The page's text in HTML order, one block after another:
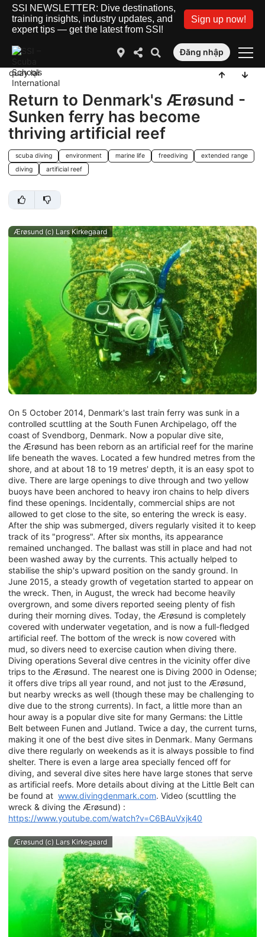
SSI NEWSLETTER: Dive destinations,
training insights, industry updates, and
expert tips — get the latest from SSI!
Sign up now!
Đăng nhập
quay lại
Return to Denmark's Ærøsund -
Sunken ferry has become
thriving artificial reef
scuba diving environment marine life freediving
extended range
diving
artificial reef
Ærøsund (c) Lars Kirkegaard
On 5 October 2014, Denmark's last train ferry was sunk in a
controlled scuttling at the South Funen Archipelago, off the
coast of Svendborg, Denmark. Now a popular dive site,
the Ærøsund has been reborn as an artificial reef for the marine
life beneath the waves. Located a few hundred metres from the
shore, and at about 18 to 19 metres' depth, it is an easy spot to
dive. There are large openings to dive through and two yellow
buoys have been anchored to heavy iron chains to help divers
find these openings. Incidentally, commercial ships are not
allowed to get close to the site, so entering the wreck is easy.
After the ship was submerged, divers regularly visited it to keep
track of its "progress". After six months, its appearance
remained unchanged. The ballast was still in place and had not
been washed away by the currents. This actually helped to
stabilise the ship's upward position on the sandy ground. In
June 2015, a steady growth of vegetation started to appear on
the wreck. Then, in August, the wreck had become heavily
overgrown, and some divers reported seeing plenty of fish
during their morning dives. Today, the Ærøsund is completely
covered with underwater vegetation, and is now a full-fledged
artificial reef. The bottom of the wreck is now covered with
mud, so divers need to exercise caution when diving there.
Diving operations Several dive centres in the vicinity offer dive
trips to the Ærøsund. The nearest one is Diving 2000 in Odense;
it offers dive trips all year round, and not just to the Ærøsund,
but nearby wrecks as well (though these may be challenging to
dive due to the strong currents). In fact, a little more than an
hour away is a popular dive site for many Germans: the Little
Belt between Funen and Jutland. Twice a day, the current turns,
making it one of the best dive sites in Denmark. Many Germans
dive there regularly on weekends as it is always possible to find
shelter. There is even a large area specially fenced off for
diving, and several dive sites here have large stones that serve
as artificial reefs. More details about diving at the Little Belt can
be found at www.divingdenmark.com. Video (scuttling the
wreck & diving the Ærøsund) :
https://www.youtube.com/watch?v=C6BAuVxjk40
Ærøsund (c) Lars Kirkegaard